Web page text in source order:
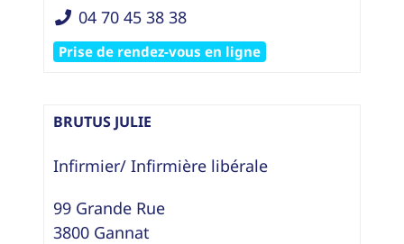
04 70 45 38 38
Prise de rendez-vous en ligne
BRUTUS JULIE
Infirmier/ Infirmière libérale
99 Grande Rue
3800 Gannat